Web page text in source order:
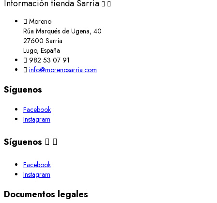
Información tienda Sarria  
 Moreno
Rúa Marqués de Ugena, 40
27600 Sarria
Lugo, España
 982 53 07 91
 info@morenosarria.com
Síguenos
Facebook
Instagram
Síguenos  
Facebook
Instagram
Documentos legales